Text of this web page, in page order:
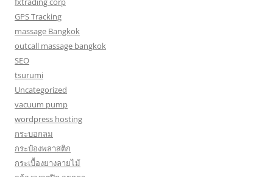
GPS Tracking
massage Bangkok
outcall massage bangkok
SEO
tsurumi
Uncategorized
vacuum pump
wordpress hosting
กระบอกลม
กระป๋องพลาสติก
กระเบื้องยางลายไม้